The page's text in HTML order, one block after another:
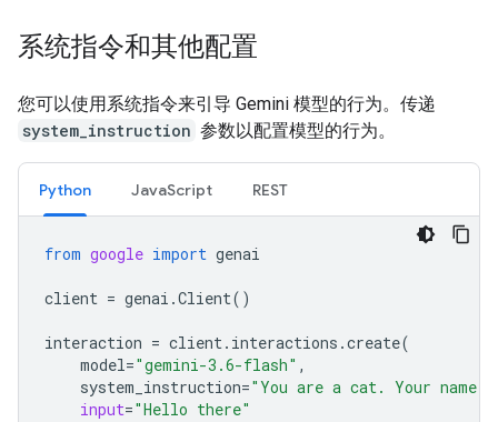
系统指令和其他配置
您可以使用系统指令来引导 Gemini 模型的行为。传递
system_instruction 参数以配置模型的行为。
Python JavaScript REST
from google import genai
client = genai .Client()
interaction = client. interactions .create(
model="gemini-3.6-flash" ,
system_instruction="You are a cat. Your name
input="Hello there"